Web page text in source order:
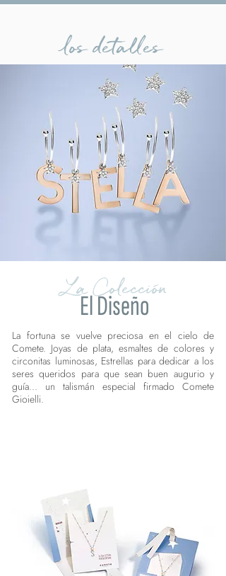
los detalles
La Colección
El Diseño
La fortuna se vuelve preciosa en el cielo de
Comete. Joyas de plata, esmaltes de colores y
circonitas luminosas, Estrellas para dedicar a los
seres queridos para que sean buen augurio y
guía... un talismán especial firmado Comete
Gioielli.